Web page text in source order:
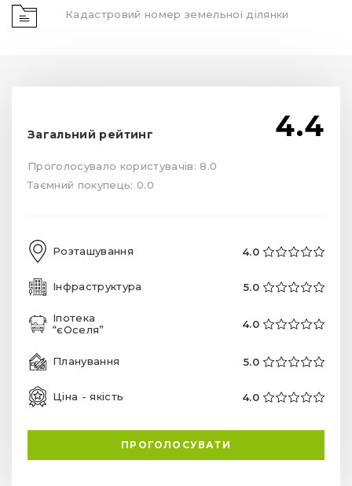
Кадастровий номер земельної ділянки
Загальний рейтинг 4.4
Проголосувало користувачів: 8.0
Таємний покупець: 0.0
Розташування 4.0
Інфраструктура 5.0
Іпотека
“єОселя”
4.0
Планування 5.0
Ціна - якість 4.0
ПРОГОЛОСУВАТИ